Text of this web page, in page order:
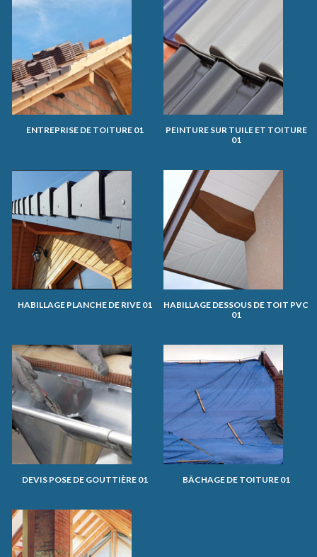
ENTREPRISE DE TOITURE 01
PEINTURE SUR TUILE ET TOITURE
01
HABILLAGE PLANCHE DE RIVE 01
HABILLAGE DESSOUS DE TOIT PVC
01
DEVIS POSE DE GOUTTIÈRE 01 BÂCHAGE DE TOITURE 01